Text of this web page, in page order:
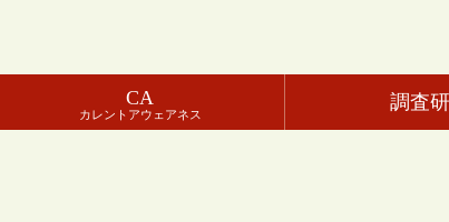
CA
カレントアウェアネス
調査